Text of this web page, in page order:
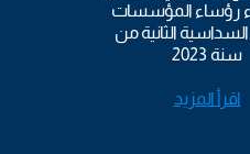
رؤساء المؤسسات
السداسية الثانية من
سنة 2023
اقرأ المزيد